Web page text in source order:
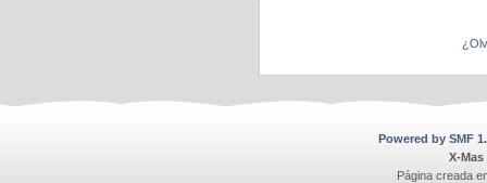
Powered by SMF
X-Mas
Página creada